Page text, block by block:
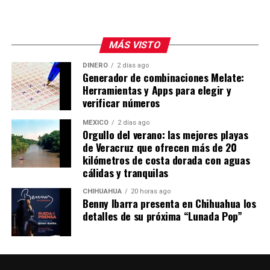
MÁS VISTO
DINERO 2 días ago
Generador de combinaciones Melate:
Herramientas y Apps para elegir y
verificar números
MÉXICO 2 días ago
Orgullo del verano: las mejores playas
de Veracruz que ofrecen más de 20
kilómetros de costa dorada con aguas
cálidas y tranquilas
CHIHUAHUA 20 horas ago
Benny Ibarra presenta en Chihuahua los
detalles de su próxima “Lunada Pop”